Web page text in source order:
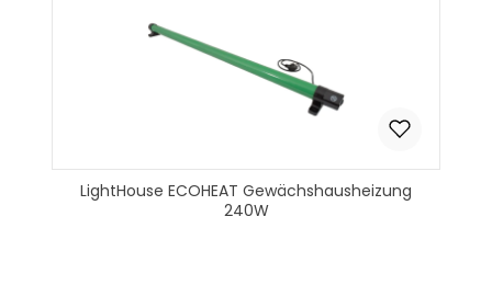
LightHouse ECOHEAT Gewächshausheizung
240W